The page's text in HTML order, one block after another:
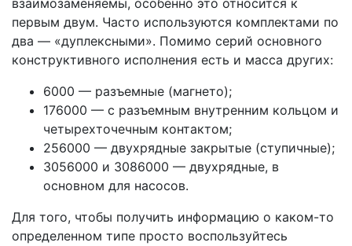
взаимозаменяемы, особенно это относится к
первым двум. Часто используются комплектами по
два — «дуплексными». Помимо серий основного
конструктивного исполнения есть и масса других:
6000 — разъемные (магнето);
176000 — с разъемным внутренним кольцом и
четырехточечным контактом;
256000 — двухрядные закрытые (ступичные);
3056000 и 3086000 — двухрядные, в
основном для насосов.
Для того, чтобы получить информацию о каком-то
определенном типе просто воспользуйтесь